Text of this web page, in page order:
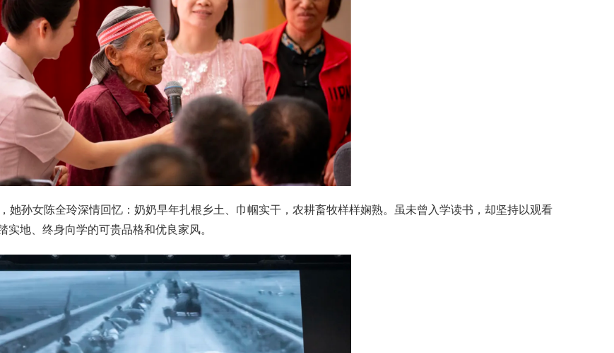
她孙女陈全玲深情回忆：奶奶早年扎根乡土、巾帼实干，农耕畜牧样样娴熟。虽未曾入学读书，却坚持以观看
地、终身向学的可贵品格和优良家风。